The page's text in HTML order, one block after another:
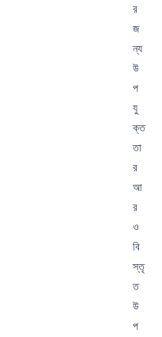
র
জ
ন্য
উ
প
যু
ক্ত
তা
র
আ
র
ও
বি
স্তৃ
ত
উ
প